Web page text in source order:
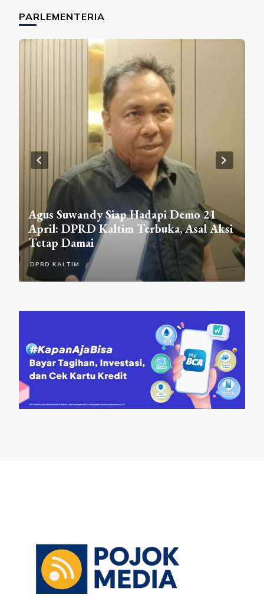
PARLEMENTERIA
DPRD KALTIM
Agus Suwandy Siap Hadapi Demo 21
April: DPRD Kaltim Terbuka, Asal Aksi
Tetap Damai